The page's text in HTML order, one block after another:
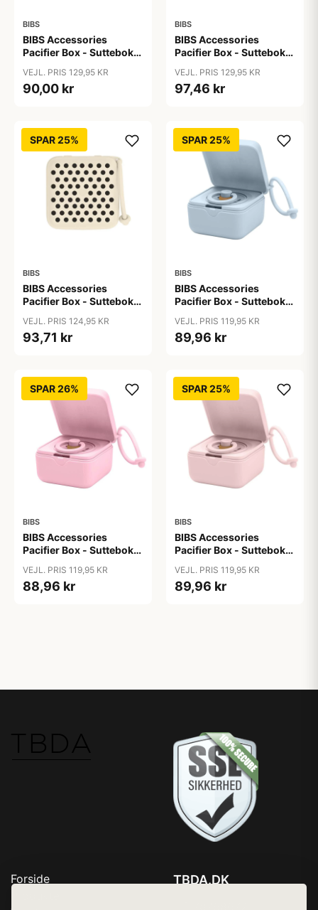
BIBS
BIBS Accessories
Pacifier Box - Sutteboks
Meadow/Ivory
VEJL. PRIS 129,95 KR
90,00 kr
BIBS
BIBS Accessories
Pacifier Box - Sutteboks
Meadow/Blossom
VEJL. PRIS 129,95 KR
97,46 kr
SPAR 25%
BIBS
BIBS Accessories
Pacifier Box - Sutteboks
Ivory/Black
VEJL. PRIS 124,95 KR
93,71 kr
SPAR 25%
BIBS
BIBS Accessories
Pacifier Box - Sutteboks
Baby Blue
VEJL. PRIS 119,95 KR
89,96 kr
SPAR 26%
BIBS
BIBS Accessories
Pacifier Box - Sutteboks
Baby Pink
VEJL. PRIS 119,95 KR
88,96 kr
SPAR 25%
BIBS
BIBS Accessories
Pacifier Box - Sutteboks
Blossom
VEJL. PRIS 119,95 KR
89,96 kr
Forside
TBDA.DK